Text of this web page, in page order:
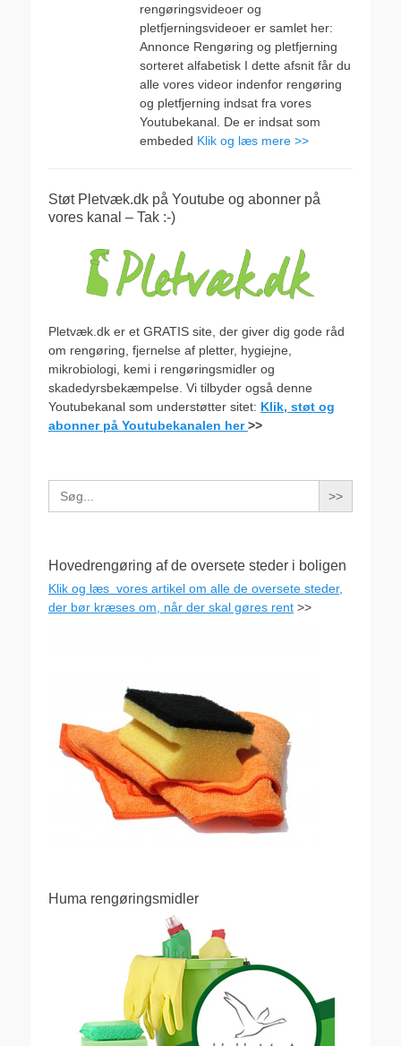
rengøringsvideoer og
pletfjerningsvideoer er samlet her:
Annonce Rengøring og pletfjerning
sorteret alfabetisk I dette afsnit får du
alle vores videor indenfor rengøring
og pletfjerning indsat fra vores
Youtubekanal. De er indsat som
embeded Klik og læs mere >>
Støt Pletvæk.dk på Youtube og abonner på
vores kanal – Tak :-)
Pletvæk.dk er et GRATIS site, der giver dig gode råd
om rengøring, fjernelse af pletter, hygiejne,
mikrobiologi, kemi i rengøringsmidler og
skadedyrsbekæmpelse. Vi tilbyder også denne
Youtubekanal som understøtter sitet: Klik, støt og
abonner på Youtubekanalen her>>
Search
for:
Hovedrengøring af de oversete steder i boligen
Klik og læs vores artikel om alle de oversete steder,
der bør kræses om, når der skal gøres rent >>
Huma rengøringsmidler